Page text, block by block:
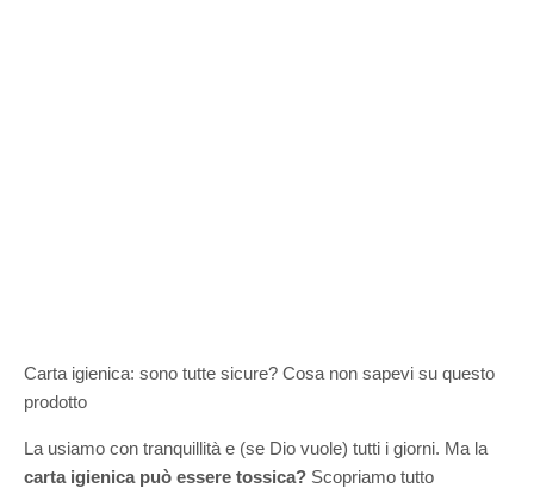
Carta igienica: sono tutte sicure? Cosa non sapevi su questo
prodotto
La usiamo con tranquillità e (se Dio vuole) tutti i giorni. Ma la
carta igienica può essere tossica? Scopriamo tutto